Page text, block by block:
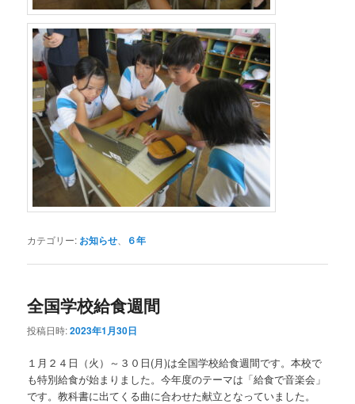
カテゴリー: お知らせ ６年
全国学校給食週間
投稿日時:2023年1月30日
１月２４日（火）～３０日(月)は全国学校給食週間です。本校で
も特別給食が始まりました。今年度のテーマは「給食で音楽会」
です。教科書に出てくる曲に合わせた献立となっていました。